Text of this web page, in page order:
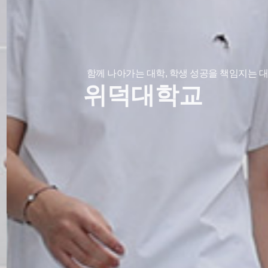
함께 나아가는 대학, 학생 성공을 책임지는 대
위덕대학교